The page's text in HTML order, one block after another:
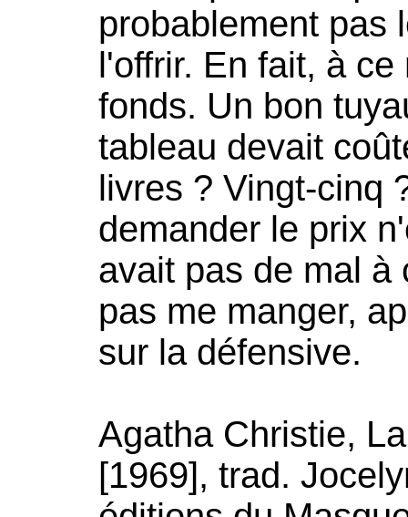
probablement pas
l'offrir. En fait, à
fonds. Un bon
tableau devait
livres ? Vingt-cinq
demander le prix
avait pas de mal à
pas me manger,
sur la défensive.
Agatha Christie,
[1969], trad.